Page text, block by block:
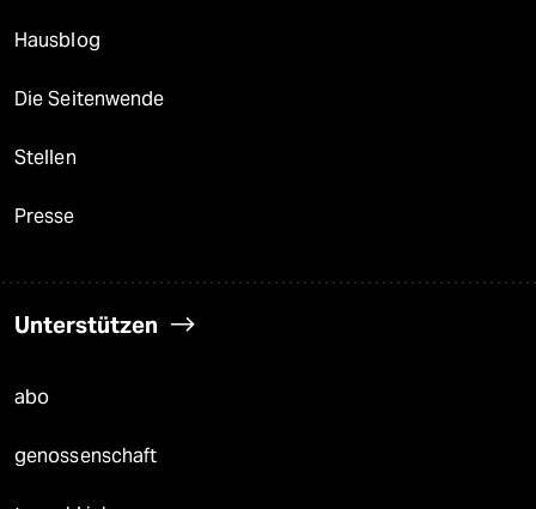
Hausblog
Die Seitenwende
Stellen
Presse
Unterstützen
abo
genossenschaft